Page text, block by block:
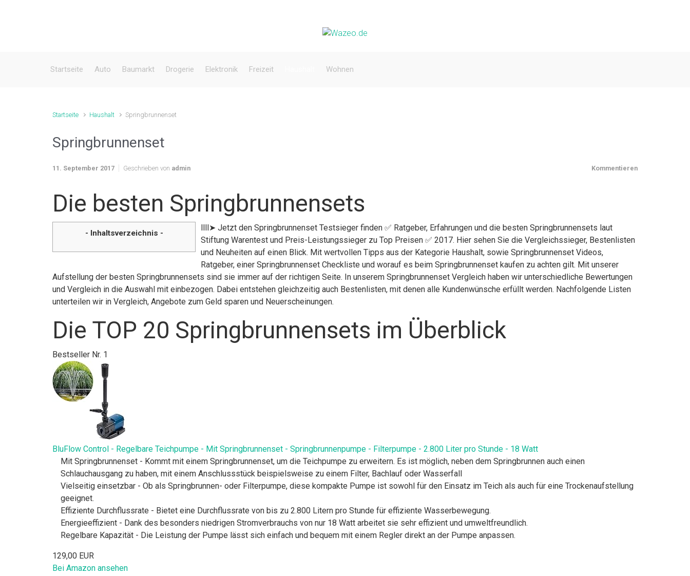
Startseite Auto Baumarkt Drogerie Elektronik Freizeit Wohnen
Startseite Haushalt Springbrunnenset
Springbrunnenset
11. September 2017 Geschrieben von admin Kommentieren
Die besten Springbrunnensets
- Inhaltsverzeichnis -
llll➤ Jetzt den Springbrunnenset Testsieger finden ✅ Ratgeber, Erfahrungen und die besten Springbrunnensets laut
Stiftung Warentest und Preis-Leistungssieger zu Top Preisen ✅ 2017. Hier sehen Sie die Vergleichssieger, Bestenlisten
und Neuheiten auf einen Blick. Mit wertvollen Tipps aus der Kategorie Haushalt, sowie Springbrunnenset Videos,
Ratgeber, einer Springbrunnenset Checkliste und worauf es beim Springbrunnenset kaufen zu achten gilt. Mit unserer
Aufstellung der besten Springbrunnensets sind sie immer auf der richtigen Seite. In unserem Springbrunnenset Vergleich haben wir unterschiedliche Bewertungen
und Vergleich in die Auswahl mit einbezogen. Dabei entstehen gleichzeitig auch Bestenlisten, mit denen alle Kundenwünsche erfüllt werden. Nachfolgende Listen
unterteilen wir in Vergleich, Angebote zum Geld sparen und Neuerscheinungen.
Die TOP 20 Springbrunnensets im Überblick
Bestseller Nr. 1
BluFlow Control - Regelbare Teichpumpe - Mit Springbrunnenset - Springbrunnenpumpe - Filterpumpe - 2.800 Liter pro Stunde - 18 Watt
Mit Springbrunnenset - Kommt mit einem Springbrunnenset, um die Teichpumpe zu erweitern. Es ist möglich, neben dem Springbrunnen auch einen
Schlauchausgang zu haben, mit einem Anschlussstück beispielsweise zu einem Filter, Bachlauf oder Wasserfall
Vielseitig einsetzbar - Ob als Springbrunnen- oder Filterpumpe, diese kompakte Pumpe ist sowohl für den Einsatz im Teich als auch für eine Trockenaufstellung
geeignet.
Effiziente Durchflussrate - Bietet eine Durchflussrate von bis zu 2.800 Litern pro Stunde für effiziente Wasserbewegung.
Energieeffizient - Dank des besonders niedrigen Stromverbrauchs von nur 18 Watt arbeitet sie sehr effizient und umweltfreundlich.
Regelbare Kapazität - Die Leistung der Pumpe lässt sich einfach und bequem mit einem Regler direkt an der Pumpe anpassen.
129,00 EUR
Bei Amazon ansehen